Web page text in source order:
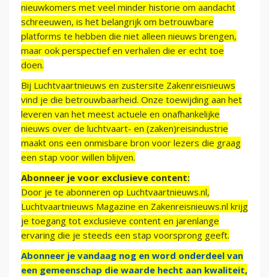
nieuwkomers met veel minder historie om aandacht
schreeuwen, is het belangrijk om betrouwbare
platforms te hebben die niet alleen nieuws brengen,
maar ook perspectief en verhalen die er echt toe
doen.
Bij Luchtvaartnieuws en zustersite Zakenreisnieuws
vind je die betrouwbaarheid. Onze toewijding aan het
leveren van het meest actuele en onafhankelijke
nieuws over de luchtvaart- en (zaken)reisindustrie
maakt ons een onmisbare bron voor lezers die graag
een stap voor willen blijven.
Abonneer je voor exclusieve content:
Door je te abonneren op Luchtvaartnieuws.nl,
Luchtvaartnieuws Magazine en Zakenreisnieuws.nl krijg
je toegang tot exclusieve content en jarenlange
ervaring die je steeds een stap voorsprong geeft.
Abonneer je vandaag nog en word onderdeel van
een gemeenschap die waarde hecht aan kwaliteit,